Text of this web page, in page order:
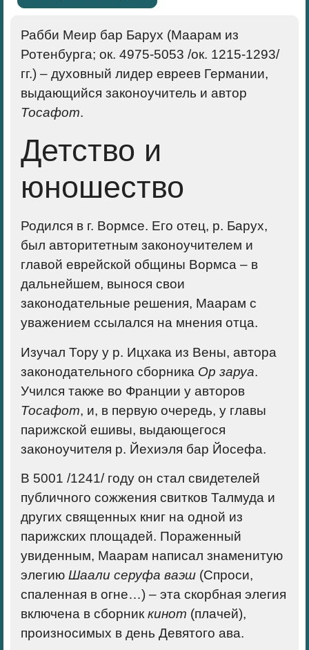
Рабби Меир бар Барух (Маарам из
Ротенбурга; ок. 4975-5053 /ок. 1215-1293/
гг.) – духовный лидер евреев Германии,
выдающийся законоучитель и автор
Тосафот.
Детство и
юношество
Родился в г. Вормсе. Его отец, р. Барух,
был авторитетным законоучителем и
главой еврейской общины Вормса – в
дальнейшем, вынося свои
законодательные решения, Маарам с
уважением ссылался на мнения отца.
Изучал Тору у р. Ицхака из Вены, автора
законодательного сборника Ор заруа.
Учился также во Франции у авторов
Тосафот, и, в первую очередь, у главы
парижской ешивы, выдающегося
законоучителя р. Йехиэля бар Йосефа.
В 5001 /1241/ году он стал свидетелей
публичного сожжения свитков Талмуда и
других священных книг на одной из
парижских площадей. Пораженный
увиденным, Маарам написал знаменитую
элегию Шаали серуфа ваэш (Спроси,
спаленная в огне…) – эта скорбная элегия
включена в сборник кинот (плачей),
произносимых в день Девятого ава.